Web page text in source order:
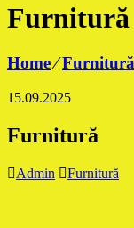
Furnitură
Home⁄Furnitură
15.09.2025
Furnitură
Admin Furnitură